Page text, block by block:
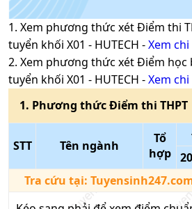
1. Xem phương thức xétĐiểm thi
tuyển khối X01 - HUTECH -Xem
2. Xem phương thức xétĐiểm học
tuyển khối X01 - HUTECH -Xem
1. Phương thứcĐiểm thi THPT
STT Tên ngành
Tổ
hợp
Tra cứu tại: